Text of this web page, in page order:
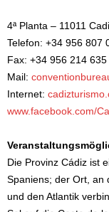
4ª Planta – 11011
Telefon: +34 956 807
Fax: +34 956 214 635
Mail:
Internet:
www.facebook.com/
Die Provinz Cádiz ist
Spaniens; der Ort, an
und den Atlantik